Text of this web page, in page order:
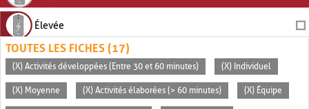
Élevée
TOUTES LES FICHES (17)
(X) Activités développées (Entre 30 et 60 minutes) (X) Individuel
(X) Moyenne (X) Activités élaborées (> 60 minutes) (X) Équipe